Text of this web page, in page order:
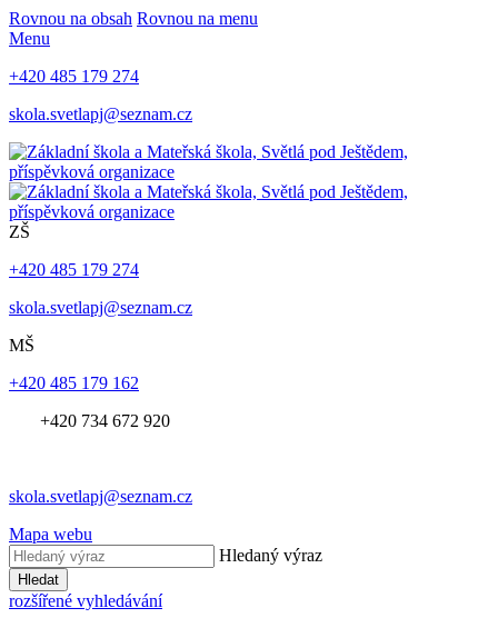
Rovnou na obsah Rovnou na menu
Menu
+420 485 179 274
skola.svetlapj@seznam.cz
ZŠ
+420 485 179 274
skola.svetlapj@seznam.cz
MŠ
+420 485 179 162
+420 734 672 920
skola.svetlapj@seznam.cz
Mapa webu
Hledaný výraz
Hledat
rozšířené vyhledávání